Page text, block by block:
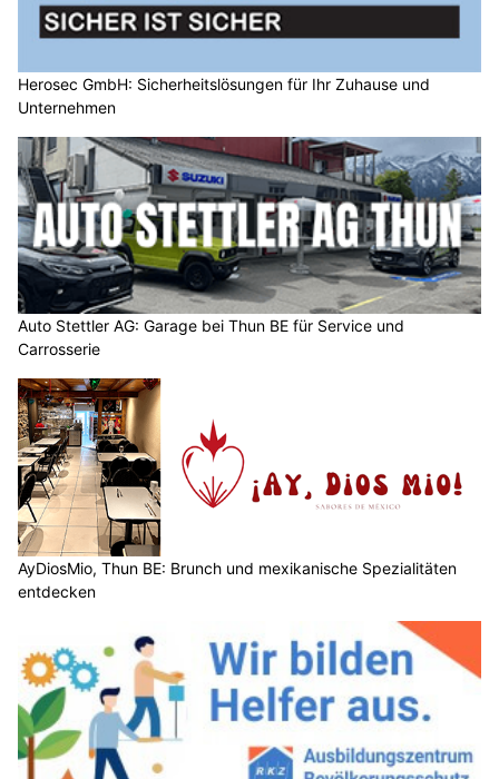
Herosec GmbH: Sicherheitslösungen für Ihr Zuhause und
Unternehmen
Auto Stettler AG: Garage bei Thun BE für Service und
Carrosserie
AyDiosMio, Thun BE: Brunch und mexikanische Spezialitäten
entdecken